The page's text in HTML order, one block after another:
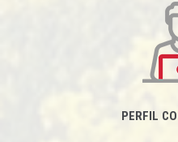
PERFIL